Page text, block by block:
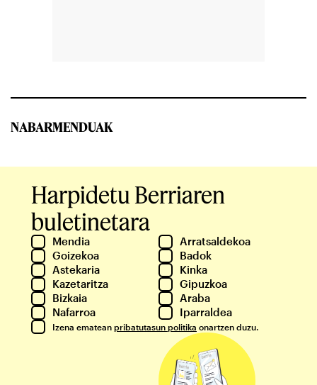
NABARMENDUAK
Harpidetu Berriaren
buletinetara
Mendia
Arratsaldekoa
Goizekoa
Badok
Astekaria
Kinka
Kazetaritza
Gipuzkoa
Bizkaia
Araba
Nafarroa
Iparraldea
Izena ematean pribatutasun politika onartzen duzu.